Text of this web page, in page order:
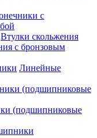
с
Втулки скольжения
с бронзовым
Линейные
(подшипниковые